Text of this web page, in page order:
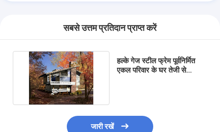
सबसे उत्तम प्रतिदान प्राप्त करें
हल्के गेज स्टील फ्रेम पूर्वनिर्मित
एकल परिवार के घर तेजी से
जारी रखें